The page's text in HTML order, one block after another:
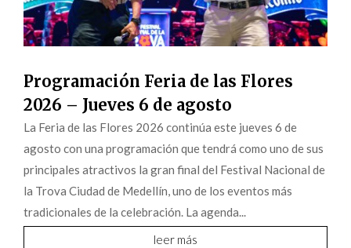
Programación Feria de las Flores
2026 – Jueves 6 de agosto
La Feria de las Flores 2026 continúa este jueves 6 de
agosto con una programación que tendrá como uno de sus
principales atractivos la gran final del Festival Nacional de
la Trova Ciudad de Medellín, uno de los eventos más
tradicionales de la celebración. La agenda...
leer más